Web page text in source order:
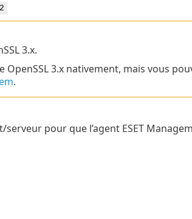
3.x.
OpenSSL 3.x nativement, mais vous
.
pour que l’agent ESET